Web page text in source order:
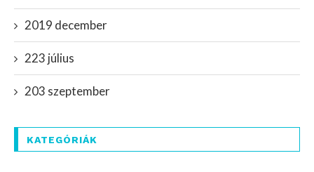
2019 december
223 július
203 szeptember
KATEGÓRIÁK